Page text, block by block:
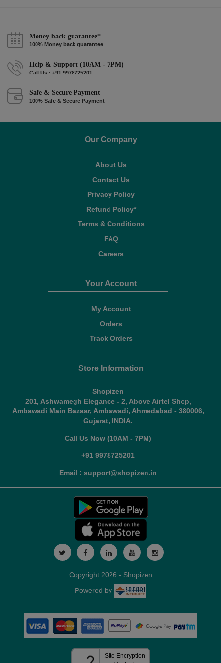
Money back guarantee*
100% Money back guarantee
Help & Support (10AM - 7PM)
Call Us : +91 9978725201
Safe & Secure Payment
100% Safe & Secure Payment
Our Company
About Us
Contact Us
Privacy Policy
Refund Policy*
Terms & Conditions
FAQ
Careers
Your Account
My Account
Orders
Track Orders
Store Information
Shopizen
201, Ashwamegh Elegance - 2, Above Airtel Shop,
Ambawadi Main Bazaar, Ambawadi, Ahmedabad - 380006,
Gujarat, INDIA.
Call Us Now (10AM - 7PM)
+91 9978725201
Email : support@shopizen.in
Copyright 2026 - Shopizen
Powered by